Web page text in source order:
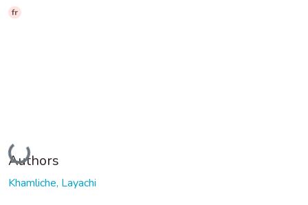
fr
Loading...
Authors
Khamliche, Layachi